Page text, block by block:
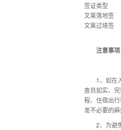
签证类型
文莱落地签
文莱过境签
注意事项
1、如在入
查员如实、
程、住宿出
发不必要的麻
2、为避免